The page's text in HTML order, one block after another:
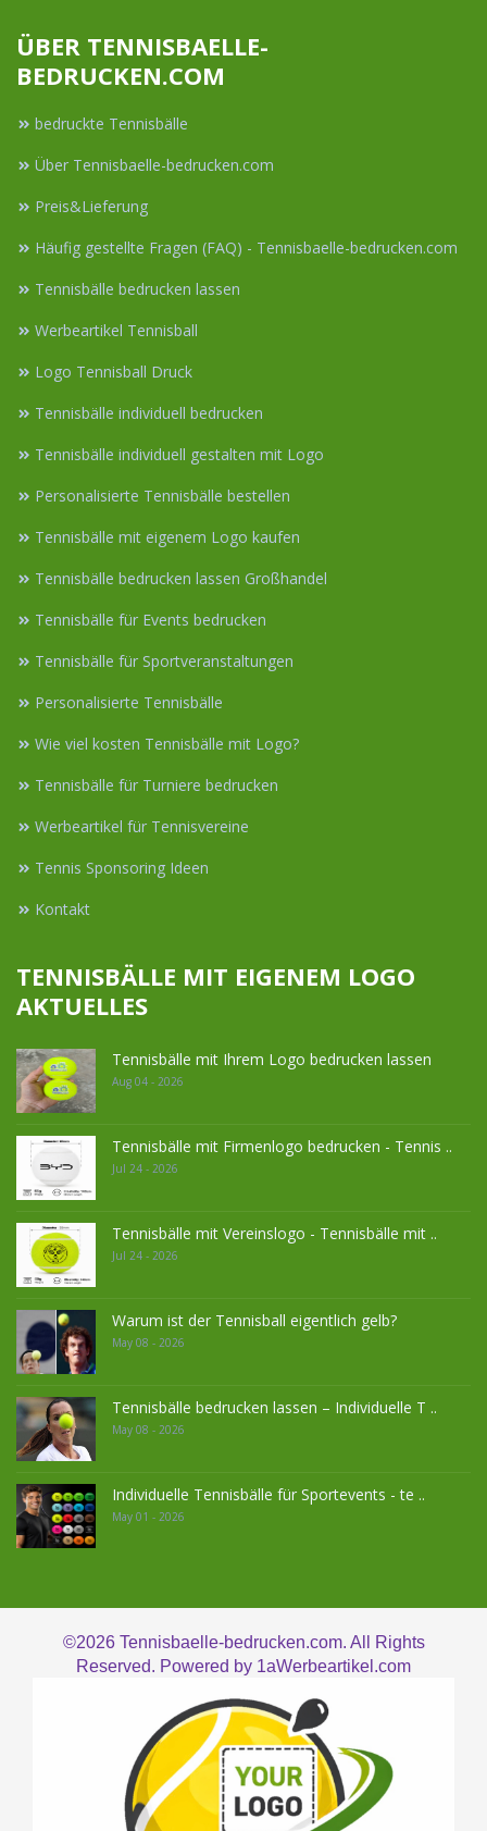
ÜBER TENNISBAELLE-
BEDRUCKEN.COM
bedruckte Tennisbälle
Über Tennisbaelle-bedrucken.com
Preis&Lieferung
Häufig gestellte Fragen (FAQ) - Tennisbaelle-bedrucken.com
Tennisbälle bedrucken lassen
Werbeartikel Tennisball
Logo Tennisball Druck
Tennisbälle individuell bedrucken
Tennisbälle individuell gestalten mit Logo
Personalisierte Tennisbälle bestellen
Tennisbälle mit eigenem Logo kaufen
Tennisbälle bedrucken lassen Großhandel
Tennisbälle für Events bedrucken
Tennisbälle für Sportveranstaltungen
Personalisierte Tennisbälle
Wie viel kosten Tennisbälle mit Logo?
Tennisbälle für Turniere bedrucken
Werbeartikel für Tennisvereine
Tennis Sponsoring Ideen
Kontakt
TENNISBÄLLE MIT EIGENEM LOGO
AKTUELLES
Tennisbälle mit Ihrem Logo bedrucken lassen
Aug 04 - 2026
Tennisbälle mit Firmenlogo bedrucken - Tennis ..
Jul 24 - 2026
Tennisbälle mit Vereinslogo - Tennisbälle mit ..
Jul 24 - 2026
Warum ist der Tennisball eigentlich gelb?
May 08 - 2026
Tennisbälle bedrucken lassen – Individuelle T ..
May 08 - 2026
Individuelle Tennisbälle für Sportevents - te ..
May 01 - 2026
©2026 Tennisbaelle-bedrucken.com. All Rights
Reserved. Powered by 1aWerbeartikel.com